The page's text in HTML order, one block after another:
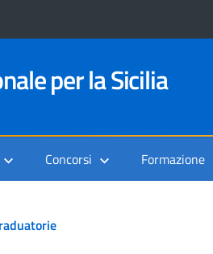
per la Sicilia
Concorsi Formazione